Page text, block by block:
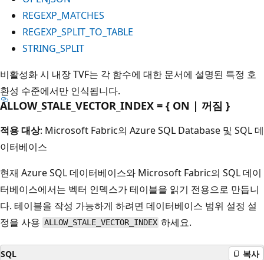
REGEXP_MATCHES
REGEXP_SPLIT_TO_TABLE
STRING_SPLIT
비활성화 시 내장 TVF는 각 함수에 대한 문서에 설명된 특정 호
환성 수준에서만 인식됩니다.
ALLOW_STALE_VECTOR_INDEX = { ON | 꺼짐 }
적용 대상: Microsoft Fabric의 Azure SQL Database 및 SQL 데
이터베이스
현재 Azure SQL 데이터베이스와 Microsoft Fabric의 SQL 데이
터베이스에서는 벡터 인덱스가 테이블을 읽기 전용으로 만듭니
다. 테이블을 작성 가능하게 하려면 데이터베이스 범위 설정 설
정을 사용 ALLOW_STALE_VECTOR_INDEX 하세요.
SQL 복사